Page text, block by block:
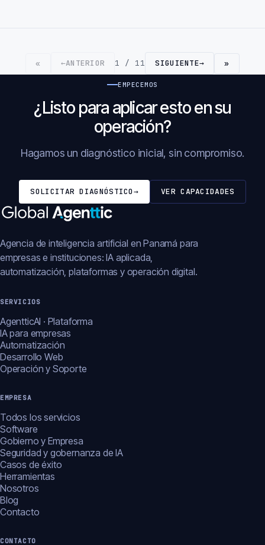
« ←ANTERIOR 1 / 11 SIGUIENTE→ »
EMPECEMOS
¿Listo para aplicar esto en su
operación?
Hagamos un diagnóstico inicial, sin compromiso.
SOLICITAR DIAGNÓSTICO→ VER CAPACIDADES
Agencia de inteligencia artificial en Panamá para
empresas e instituciones: IA aplicada,
automatización, plataformas y operación digital.
SERVICIOS
AgentticAI · Plataforma
IA para empresas
Automatización
Desarrollo Web
Operación y Soporte
EMPRESA
Todos los servicios
Software
Gobierno y Empresa
Seguridad y gobernanza de IA
Casos de éxito
Herramientas
Nosotros
Blog
Contacto
CONTACTO